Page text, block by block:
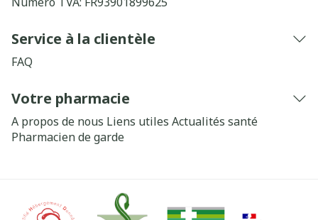
Service à la clientèle
FAQ
Votre pharmacie
A propos de nous Liens utiles Actualités santé
Pharmacien de garde